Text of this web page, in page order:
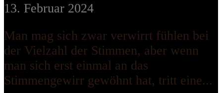
13. Februar 2024
Man mag sich zwar verwirrt fühlen bei
der Vielzahl der Stimmen, aber wenn
man sich erst einmal an das
Stimmengewirr gewöhnt hat, tritt eine...